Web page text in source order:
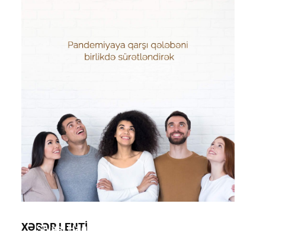
XƏBƏR LENTI
Siyasi Həqiqətləri Gizlədən Suallar